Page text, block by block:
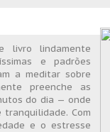
livro lindamente
e padrões
a meditar sobre
preenche as
do dia — onde
Com
e o estresse